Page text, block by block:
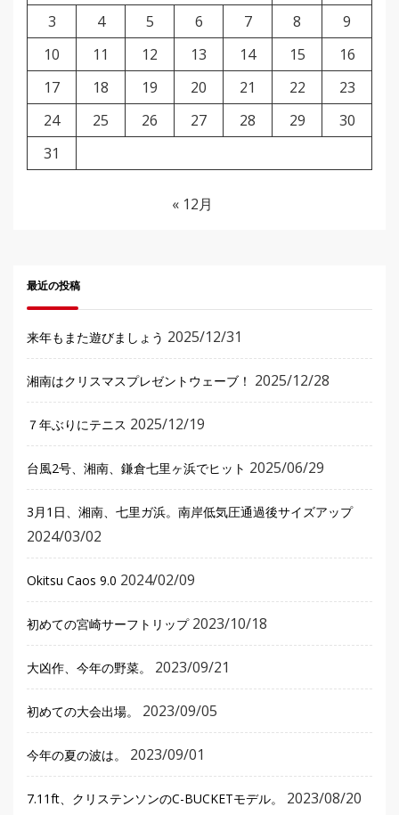
3
4 5 6 7 8
9
10
11 12 13 14 15
16
17
18 19 20 21 22
23
24
25 26 27 28 29
30
31
« 12月
最近の投稿
来年もまた遊びましょう 2025/12/31
湘南はクリスマスプレゼントウェーブ！ 2025/12/28
７年ぶりにテニス 2025/12/19
台風2号、湘南、鎌倉七里ヶ浜でヒット 2025/06/29
3月1日、湘南、七里ガ浜。南岸低気圧通過後サイズアップ
2024/03/02
Okitsu Caos 9.0 2024/02/09
初めての宮崎サーフトリップ 2023/10/18
大凶作、今年の野菜。 2023/09/21
初めての大会出場。 2023/09/05
今年の夏の波は。 2023/09/01
7.11ft、クリステンソンのC-BUCKETモデル。 2023/08/20